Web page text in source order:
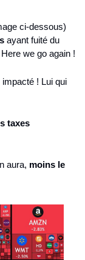
ci-dessous)
ayant fuité du
we go again !
! Lui qui
taxes
aura, moins le